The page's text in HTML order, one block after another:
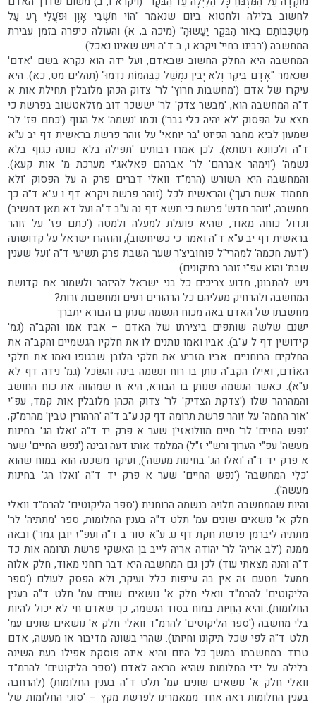
לחשוב בלילה ולחטוא ביום שנאמר "הוֹי חֹשְׁבֵי אָוֶן וּפֹעֲלֵי רָע עַל
מִשְׁכְּבוֹתָם בְּאוֹר הַבֹּקֶר יַעֲשׂוּהָ" (מיכה ב, א) והעולה כיפרה בזמן עבירת
המחשבה ('רבינו בחיי' ויקרא ו, ב ד"ה ויש שאינו נאכל).
המחשבה היא החלק החשוב שבאדם, ועל ידה הוא נקרא בשם 'אדם'
שנאמר "אָדָם בִּיקָר וְלֹא יָבִין נִמְשַׁל כַּבְּהֵמוֹת נִדְמוּ" (תהלים מט, כא). היא
עיקרו של אדם ('מחשבות חרוץ' לר' צדוק הכהן מלובלין תחילת אות א
ד"ה המחשבה הוא, 'מבשר צדק' לר' יששכר דוב מזלאטשוב בפרשת כי
תצא על הפסוק 'לא יהיה כלי גבר') וכמו 'נשמה' אל הגוף ('כתם פז' לר'
שמעון לביא מחבר הפיוט 'בר יוחאי' על זוהר פרשת בראשית דף יב ע"א
ד"ה ולכוונא רעותא). לכן אמרו רבותינו 'תפילה בלא כוונה כגוף בלא
נשמה' ('וימהר אברהם' לר' אברהם פאלאג'י מערכת מ' אות קעא).
והמחשבה היא השורש (הרמ"ד וואלי דברים פרק ה על הפסוק 'ולא
תחמוד אשת רעך') והראשית לכל (זוהר פרשת ויקרא דף ו ע"א ד"ה כך
מחשבה, 'זוהר חדש' פרשת כי תשא דף נה ע"ב ד"ה ועל דא מאן דחשיב)
וגדול כוחה מאוד, שהיא פועלת למעלה ולמטה ('כתם פז' על זוהר
בראשית דף יב ע"א ד"ה ואמר כי כשיחשוב), והוזהרו ישראל על קדושתה
('דעת חכמה' למהרי"ל פוחוביצ'ר שער השבת פרק תשיעי ד"ה 'ועל שענין
שבת' והוא עפ"י זוהר בתיקונים).
ויש להתבונן, מדוע צריכים כל בני ישראל להיזהר ולשמור את קדושת
המחשבה ולהרחיק מעליהם כל הרהורים רעים ומחשבות זרות?
מחשבתו של האדם באה מכוח הנשמה שנתן בו הבורא יתברך
ישנם שלשה שותפים ביצירתו של האדם – אביו אמו והקב"ה (גמ'
קידושין דף ל ע"ב). אביו ואמו נותנים לו את חלקיו הגשמיים והקב"ה את
החלקים הרוחניים. אביו מזריע את חלקי הלוֹבן שבגופו ואמו את חלקי
האוֹדם, ואילו הקב"ה נותן בו רוח ונשמה בינה והשׂכל (גמ' נידה דף לא
ע"א). כאשר הנשמה שנותן בו הבורא, היא זו שמהווה את כוח החושב
והמהרהר שלו ('צדקת הצדיק' לר' צדוק הכהן מלובלין אות קמד, עפ"י
'אור החמה' על זוהר פרשת תרומה דף קנ ע"ב ד"ה 'הרהורין טבין' מהרמ"ק,
'נפש החיים' לר' חיים מוולואזי'ן שער א פרק יד ד"ה 'ואלו הג' בחינות
מעשה' עפ"י הערוך ורש"י ז"ל) המלמד אותו דעה ובינה ('נפש החיים' שער
א פרק יד ד"ה 'ואלו הג' בחינות מעשה'), ועיקר משכנה הוא במוח שהוא
'כְּלִי המחשבה' ('נפש החיים' שער א פרק יד ד"ה 'ואלו הג' בחינות
מעשה').
והיות שהמחשבה תלויה בנשמה הרוחנית ('ספר הליקוטים' להרמ"ד וואלי
חלק א' נושאים שונים עמ' תלט ד"ה בענין החלומות, ספר 'מתתיה' לר'
מתתיה ליברמן פרשת חקת דף נג ע"א טור ב ד"ה ועפ"ז יובן גמר') ובאה
ממנה ('לב אריה' לר' יהודה אריה לייב בן האשקי פרשת תרומה אות כד
ד"ה והנה מצאתי עוד) לכן גם המחשבה היא דבר רוחני מאוד, חלק אלוה
ממעל. מטעם זה אין בה עייפות כלל ועיקר, ולא הפסק לעולם ('ספר
הליקוטים' להרמ"ד וואלי חלק א' נושאים שונים עמ' תלט ד"ה בענין
החלומות). והיא הַחַיּוּת במוח בסוד הנשמה, כך שאדם חי לא יכול להיות
בלי מחשבה ('ספר הליקוטים' להרמ"ד וואלי חלק א' נושאים שונים עמ'
תלט ד"ה לפי שכל תיקונו וחיותו). שהרי בשונה מדיבור או מעשה, אדם
טרוד במחשבתו במשך כל היום והיא אינה פוסקת אפילו בעת השינה
בלילה על ידי החלומות שהיא מראה לאדם ('ספר הליקוטים' להרמ"ד
וואלי חלק א' נושאים שונים עמ' תלט ד"ה בענין החלומות) (להרחבה
בענין החלומות ראה אחד ממאמרינו לפרשת מקץ – 'סוגי החלומות של